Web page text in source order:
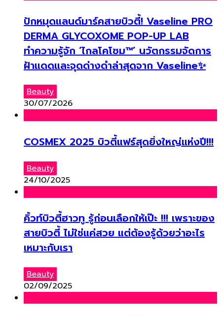
ปักหมุดแลนด์มาร์คสายบิวตี้! Vaseline PRO
DERMA GLYCOXOME POP-UP LAB
ทำความรู้จัก ‘ไกลโคโซม™’ นวัตกรรมจัดการ
ฝ้าแดดและจุดด่างดำล่าสุดจาก Vaseline✨
Beauty
30/07/2026
COSMEX 2025 บิวตี้แฟร์สุดยิ่งใหญ่แห่งปี!!!
Beauty
24/10/2025
คิ้วท์บิวตี้ฮาวทู รู้ก่อนเลือกให้เป๊ะ !!! เพราะของ
สายบิวตี้ ไม่ใช่แค่สวย แต่ต้องรู้ด้วยว่าอะไร
เหมาะกับเรา
Beauty
02/09/2025